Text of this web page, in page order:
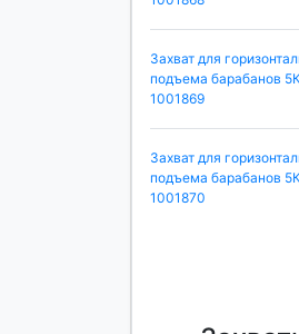
Захват для
подъема барабанов
1001869
Захват для
подъема барабанов
1001870